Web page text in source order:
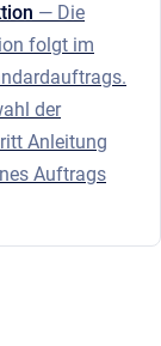
— Die
folgt im
der
Anleitung
Auftrags